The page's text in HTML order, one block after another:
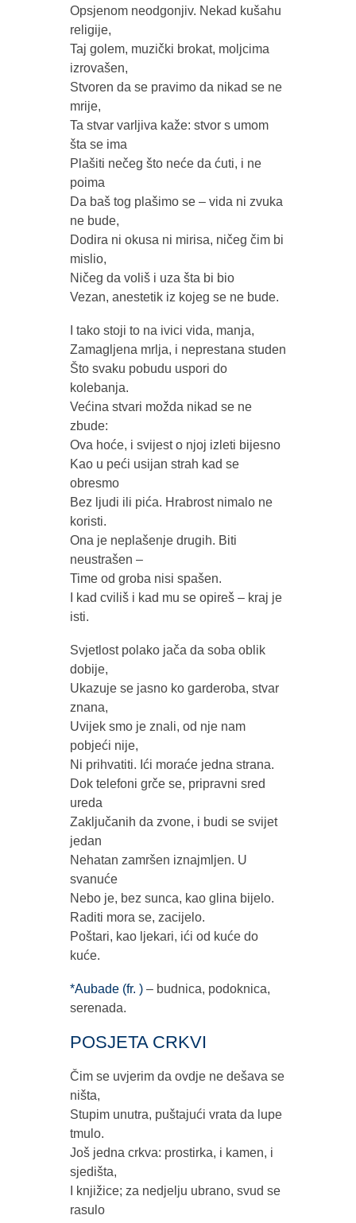
Opsjenom neodgonjiv. Nekad kušahu
religije,
Taj golem, muzički brokat, moljcima
izrovašen,
Stvoren da se pravimo da nikad se ne
mrije,
Ta stvar varljiva kaže: stvor s umom
šta se ima
Plašiti nečeg što neće da ćuti, i ne
poima
Da baš tog plašimo se – vida ni zvuka
ne bude,
Dodira ni okusa ni mirisa, ničeg čim bi
mislio,
Ničeg da voliš i uza šta bi bio
Vezan, anestetik iz kojeg se ne bude.
I tako stoji to na ivici vida, manja,
Zamagljena mrlja, i neprestana studen
Što svaku pobudu uspori do
kolebanja.
Većina stvari možda nikad se ne
zbude:
Ova hoće, i svijest o njoj izleti bijesno
Kao u peći usijan strah kad se
obresmo
Bez ljudi ili pića. Hrabrost nimalo ne
koristi.
Ona je neplašenje drugih. Biti
neustrašen –
Time od groba nisi spašen.
I kad cviliš i kad mu se opireš – kraj je
isti.
Svjetlost polako jača da soba oblik
dobije,
Ukazuje se jasno ko garderoba, stvar
znana,
Uvijek smo je znali, od nje nam
pobjeći nije,
Ni prihvatiti. Ići moraće jedna strana.
Dok telefoni grče se, pripravni sred
ureda
Zaključanih da zvone, i budi se svijet
jedan
Nehatan zamršen iznajmljen. U
svanuće
Nebo je, bez sunca, kao glina bijelo.
Raditi mora se, zacijelo.
Poštari, kao ljekari, ići od kuće do
kuće.
*Aubade (fr. )– budnica, podoknica,
serenada.
POSJETA CRKVI
Čim se uvjerim da ovdje ne dešava se
ništa,
Stupim unutra, puštajući vrata da lupe
tmulo.
Još jedna crkva: prostirka, i kamen, i
sjedišta,
I knjižice; za nedjelju ubrano, svud se
rasulo